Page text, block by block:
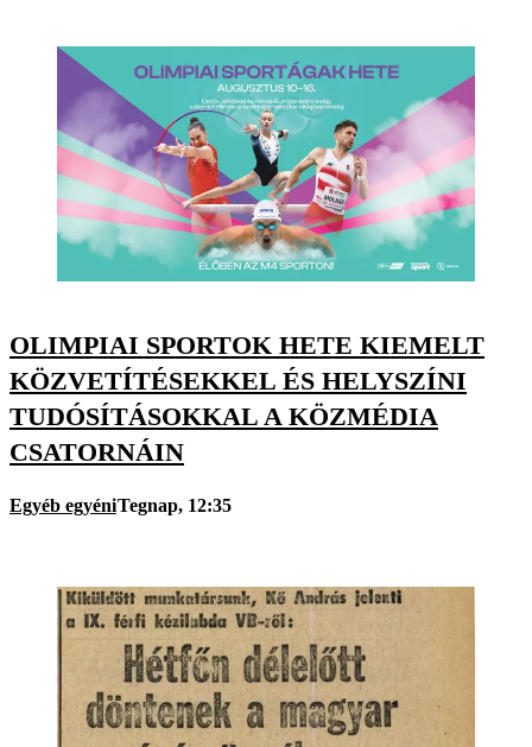
OLIMPIAI SPORTOK HETE KIEMELT
KÖZVETÍTÉSEKKEL ÉS HELYSZÍNI
TUDÓSÍTÁSOKKAL A KÖZMÉDIA
CSATORNÁIN
Egyéb egyéniTegnap, 12:35